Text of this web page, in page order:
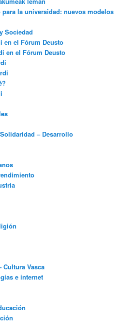
para la universidad: nuevos modelos
Sociedad
en el Fórum Deusto
en el Fórum Deusto
– Desarrollo
Cultura Vasca
e internet